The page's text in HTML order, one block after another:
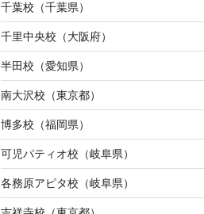
千葉校（千葉県）
千里中央校（大阪府）
半田校（愛知県）
南大沢校（東京都）
博多校（福岡県）
可児パティオ校（岐阜県）
各務原アピタ校（岐阜県）